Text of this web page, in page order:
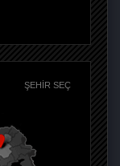
ŞEHIR SEÇ